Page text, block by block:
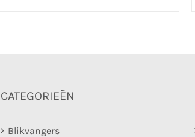
CATEGORIEËN
Blikvangers